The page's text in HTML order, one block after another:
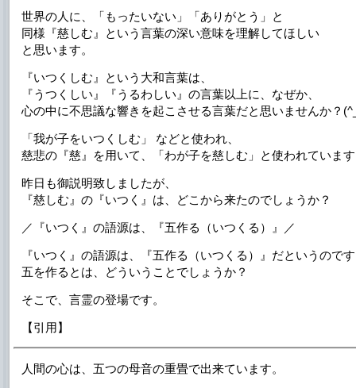
世界の人に、「もったいない」「ありがとう」と
同様『慈しむ』という言葉の深い意味を理解してほしい
と思います。
『いつくしむ』という大和言葉は、
『うつくしい』『うるわしい』の言葉以上に、なぜか、
心の中に不思議な響きを起こさせる言葉だと思いませんか？
「我が子をいつくしむ」 などと使われ、
慈悲の『慈』を用いて、「わが子を慈しむ」と使われていま
昨日も御説明致しましたが、
『慈しむ』の『いつく』は、どこから来たのでしょうか？
／『いつく』の語源は、『五作る（いつくる）』／
『いつく』の語源は、『五作る（いつくる）』だというので
五を作るとは、どういうことでしょうか？
そこで、言霊の登場です。
【引用】
人間の心は、五つの母音の重畳で出来ています。